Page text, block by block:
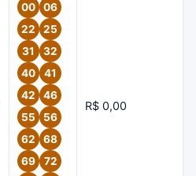
00
06
22
25
31
32
40
41
42
46
55
56
62
68
69
72
R$ 0,00